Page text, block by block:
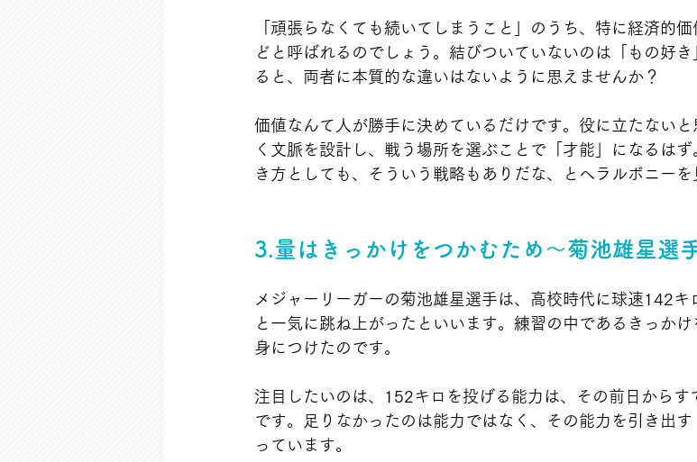
「頑張らなくても続いてしまうこと」のうち、特に経済的
どと呼ばれるのでしょう。結びついていないのは「もの好
ると、両者に本質的な違いはないように思えませんか？
価値なんて人が勝手に決めているだけです。役に立たない
く文脈を設計し、戦う場所を選ぶことで「才能」になるは
き方としても、そういう戦略もありだな、とヘラルボニーを
3.量はきっかけをつかむため～菊池雄星選
メジャーリーガーの菊池雄星選手は、高校時代に球速142
と一気に跳ね上がったといいます。練習の中であるきっか
身につけたのです。
注目したいのは、152キロを投げる能力は、その前日からす
です。足りなかったのは能力ではなく、その能力を引き出
っています。